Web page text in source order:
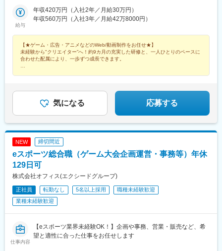
駅、てだこ浦西駅、首里駅、中村公園駅、上飯田駅、浄心駅、覚
王山駅、高蔵寺駅、新静岡駅、柳川駅、日赤病院前駅、陸前高砂
王子駅、調布駅、西国分寺駅、狭山市駅、青梅駅、阿佐ケ谷駅、
水戸駅、男川駅、北参道駅、南方駅(大阪府)、米野駅、西鉄福岡
駅、虎ノ門ヒルズ駅、高輪ゲートウェイ駅、赤羽橋駅、汐留駅、
宿御苑前駅、西太子堂駅、桜田門駅、秋葉原駅、二重橋前駅、半
都)、上野広小路駅、蓮沼駅、平和島駅、銀座駅、馬喰横山駅、宝
町駅(東京都)、新中野駅、大崎広小路駅、吉祥寺駅、池袋駅、赤羽
岩淵駅、とうきょうスカイツリー駅、住吉駅(東京都)、祐天寺駅、
駅、高島町駅、伊勢佐木長者町駅、桜木町駅、鶴見駅、北茅ケ崎
駅、京急川崎駅、登戸駅、本八幡駅(都営線)、市川駅、千葉駅、西
船橋駅、本川越駅、野江内代駅、海老江駅、西長堀駅、谷町九丁
目駅、ＪＲ難波駅、新深江駅、千林駅、松虫駅、住吉東駅、今川
駅(大阪府)、天下茶屋駅、今福鶴見駅、安立町駅、出戸駅、中崎町
駅、谷町四丁目駅、大阪天満宮駅、本町駅、大阪難波駅、大小路
六地蔵駅(奈良線)、二条城前駅、観月橋駅、南公園駅、摂津本山
駅、湊川駅、神戸三宮駅(阪急・神戸高速)、春日野道駅(阪急線)、
(福岡県)、中村日赤駅、本山駅(愛知県)、西川緑道公園駅、鷹野橋
駅、松屋町駅、京王八王子駅、布田駅、南阿佐ケ谷駅、南新宿
ス〒060-0004北海道札幌市中央区北四条西4丁目1-7 MMS札幌駅
前ビル1F■名古屋オフィス〒450-0003愛知県名古屋市中村区名駅
岡県福岡市中央区大名2丁目6-50 福岡大名ガーデンシティ8F【プ
ロジェクト先】■関東／東京・神奈川・埼玉・千葉・茨城・群馬■
関西／大阪・滋賀・京都・兵庫・奈良・和歌山■東海／愛知・岐
阜・三重・静岡■九州／福岡・佐賀・長崎・熊本・大分・宮崎・鹿
(福岡県)
給与
年収420万円（入社2年／月給30万円）
年収560万円（入社3年／月給42万8000円）
【★ゲーム・広告・アニメなどのWeb/動画制作をお任せ★】
未経験から"クリエイター”へ！約9カ月の充実した研修と、一人ひとりのペースに
合わせた配属により、一歩ずつ成長できます。
気になる 応募する
NEW 締切間近
eスポーツ総合職（ゲーム大会企画運営・事務等）年休
129日可
株式会社オフィス(エクシードグループ)
正社員 転勤なし 5名以上採用
職種未経験歓迎
業種未経験歓迎
仕事内容
【eスポーツ業界未経験OK！】企画や事務、営業・販売など、希
望と適性に合った仕事をお任せします